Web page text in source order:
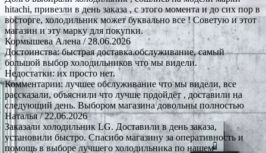
hitachi, привезли в день заказа , с этого момента и до сих пор в
восторге, холодильник может буквально все ! Советую и этот
магазин и эту марку для покупки.
Кормышева Алена/ 28.06.2026
Достоинства: быстрая доставка.обслуживание, самый
большой выбор холодильников что мы видели.
Недостатки: их просто нет.
Комментарии: лучшее обслуживание что мы видели, все
рассказали, объяснили что лучше подойдёт , доставили на
следующий день. Выбором магазина довольны полностью
Наталья/ 22.06.2026
Заказали холодильник LG. Доставили в день заказа,
установили быстро. Спасибо магазину за оперативность и
помощь в выборе лучшего холодильника по нашем